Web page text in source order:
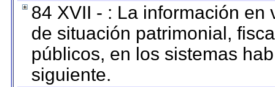
84 XVII - : La información
de situación patrimonial,
públicos, en los sistemas
siguiente.